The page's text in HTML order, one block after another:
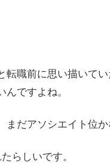
職前に思い描いて
ですよね。
だアソシエイト位か
らしいです。